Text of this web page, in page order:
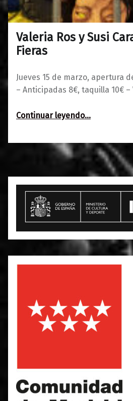
Valeria Ros y Susi
Fieras
Jueves 15 de marzo, apertura
– Anticipadas 8€, taquilla 10€ –
Continuar leyendo“Valeria Ros y Susi Caramelo son Fieras”
…
06/03/2018
0
Maravillas